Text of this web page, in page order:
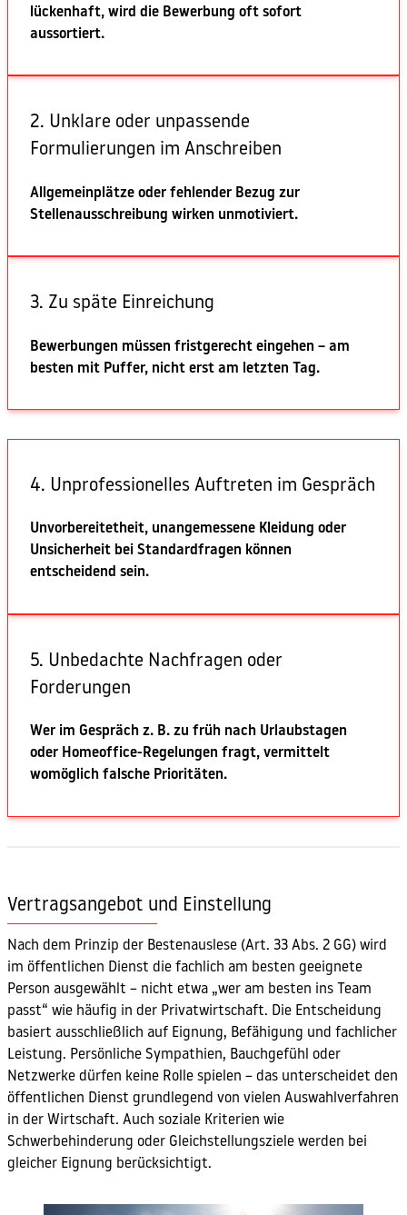
lückenhaft, wird die Bewerbung oft sofort
aussortiert.
2. Unklare oder unpassende
Formulierungen im Anschreiben
Allgemeinplätze oder fehlender Bezug zur
Stellenausschreibung wirken unmotiviert.
3. Zu späte Einreichung
Bewerbungen müssen fristgerecht eingehen – am
besten mit Puffer, nicht erst am letzten Tag.
4. Unprofessionelles Auftreten im Gespräch
Unvorbereitetheit, unangemessene Kleidung oder
Unsicherheit bei Standardfragen können
entscheidend sein.
5. Unbedachte Nachfragen oder
Forderungen
Wer im Gespräch z. B. zu früh nach Urlaubstagen
oder Homeoffice-Regelungen fragt, vermittelt
womöglich falsche Prioritäten.
Vertragsangebot und Einstellung
Nach dem Prinzip der Bestenauslese (Art. 33 Abs. 2 GG) wird
im öffentlichen Dienst die fachlich am besten geeignete
Person ausgewählt – nicht etwa „wer am besten ins Team
passt“ wie häufig in der Privatwirtschaft. Die Entscheidung
basiert ausschließlich auf Eignung, Befähigung und fachlicher
Leistung. Persönliche Sympathien, Bauchgefühl oder
Netzwerke dürfen keine Rolle spielen – das unterscheidet den
öffentlichen Dienst grundlegend von vielen Auswahlverfahren
in der Wirtschaft. Auch soziale Kriterien wie
Schwerbehinderung oder Gleichstellungsziele werden bei
gleicher Eignung berücksichtigt.